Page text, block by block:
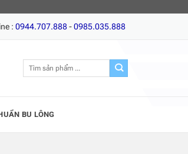
hàng đầu!
: 0944.707.888-0985.035.888
Tìm
BU LÔNG